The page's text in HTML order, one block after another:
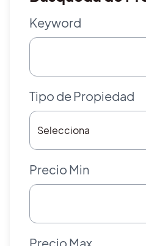
Keyword
Tipo de Propiedad
Precio Min
Precio Max